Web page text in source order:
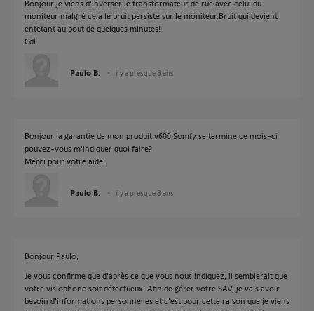
Bonjour je viens d'inverser le transformateur de rue avec celui du
moniteur malgré cela le bruit persiste sur le moniteur.Bruit qui devient
entetant au bout de quelques minutes!
Cdl
Paulo B. il y a presque 8 ans
Bonjour la garantie de mon produit v600 Somfy se termine ce mois-ci
pouvez-vous m'indiquer quoi faire?
Merci pour votre aide.
Paulo B. il y a presque 8 ans
Bonjour Paulo,
Je vous confirme que d'après ce que vous nous indiquez, il semblerait que
votre visiophone soit défectueux. Afin de gérer votre SAV, je vais avoir
besoin d'informations personnelles et c'est pour cette raison que je viens